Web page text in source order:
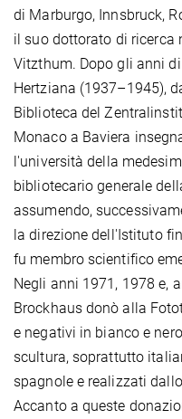
di Marburgo, Innsbruck,
il suo dottorato di ricerca
Vitzthum. Dopo gli anni
Hertziana (1937–1945),
Biblioteca del
Monaco a Baviera
l'università della
bibliotecario generale
assumendo,
la direzione dell'Istituto
fu membro scientifico
Negli anni 1971, 1978 e,
Brockhaus donò alla
e negativi in bianco e
scultura, soprattutto
spagnole e realizzati
Accanto a queste